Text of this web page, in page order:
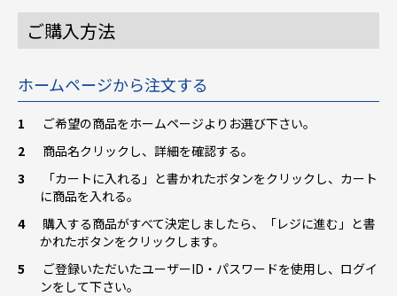
ご購入方法
ホームページから注文する
ご希望の商品をホームページよりお選び下さい。
商品名クリックし、詳細を確認する。
「カートに入れる」と書かれたボタンをクリックし、カート
に商品を入れる。
購入する商品がすべて決定しましたら、「レジに進む」と書
かれたボタンをクリックします。
ご登録いただいたユーザーID・パスワードを使用し、ログイ
ンをして下さい。